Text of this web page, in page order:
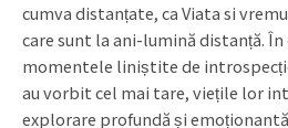
cumva distanțate, ca Viata si
care sunt la ani-lumină distanță.
momentele liniștite de
au vorbit cel mai tare, viețile lor
explorare profundă și